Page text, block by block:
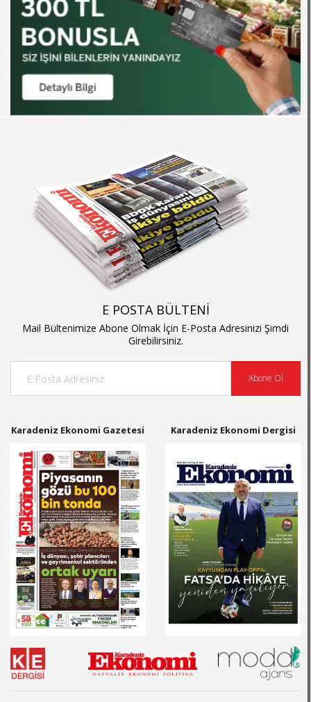
E POSTA BÜLTENİ
Mail Bültenimize Abone Olmak İçin E-Posta Adresinizi Şimdi
Girebilirsiniz.
Abone Ol
Karadeniz Ekonomi Gazetesi Karadeniz Ekonomi Dergisi